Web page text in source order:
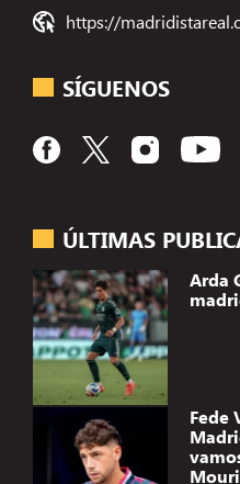
ÚLTIMAS
Arda
Fede
https://
SÍGUENOS